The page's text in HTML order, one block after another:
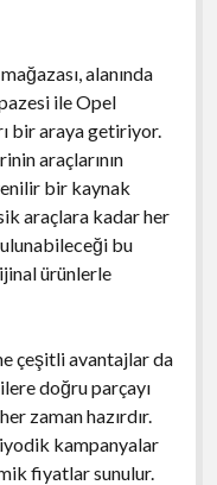
alanında
ile Opel
bir araya getiriyor.
araçlarının
bir kaynak
araçlara kadar her
bu
ürünlerle
çeşitli avantajlar da
doğru parçayı
zaman hazırdır.
kampanyalar
fiyatlar sunulur.